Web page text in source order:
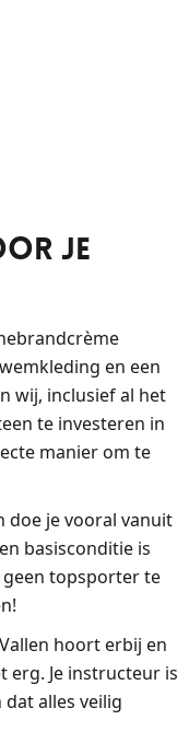
je
en een
wij, inclusief al het
te investeren in
manier om te
doe je vooral vanuit
basisconditie is
topsporter te
Vallen hoort erbij en
erg. Je instructeur is
alles veilig